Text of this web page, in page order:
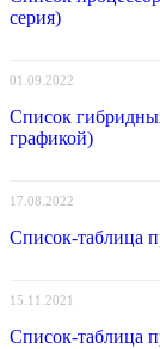
серия)
01.09.2022
Список
графикой)
17.08.2022
Список-таблица
15.11.2021
Список-таблица